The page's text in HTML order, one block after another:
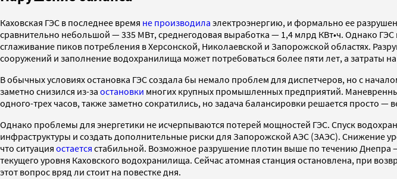
Каховская ГЭС в последнее время не производила электроэнергию, и формально ее
сравнительно небольшой — 335 МВт, среднегодовая выработка — 1,4 млрд КВт•ч. Однако
сглаживание пиков потребления в Херсонской, Николаевской и Запорожской областях.
сооружений и заполнение водохранилища может потребоваться более пяти лет, а затраты
В обычных условиях остановка ГЭС создала бы немало проблем для диспетчеров, но с
заметно снизился из-за остановки многих крупных промышленных предприятий.
одного-трех часов, также заметно сократились, но задача балансировки решается просто
Однако проблемы для энергетики не исчерпываются потерей мощностей ГЭС. Спуск
инфраструктуры и создать дополнительные риски для Запорожской АЭС (ЗАЭС). Снижение
что ситуация остается стабильной. Возможное разрушение плотин выше по течению
текущего уровня Каховского водохранилища. Сейчас атомная станция остановлена, при
этот вопрос вряд ли стоит на повестке дня.